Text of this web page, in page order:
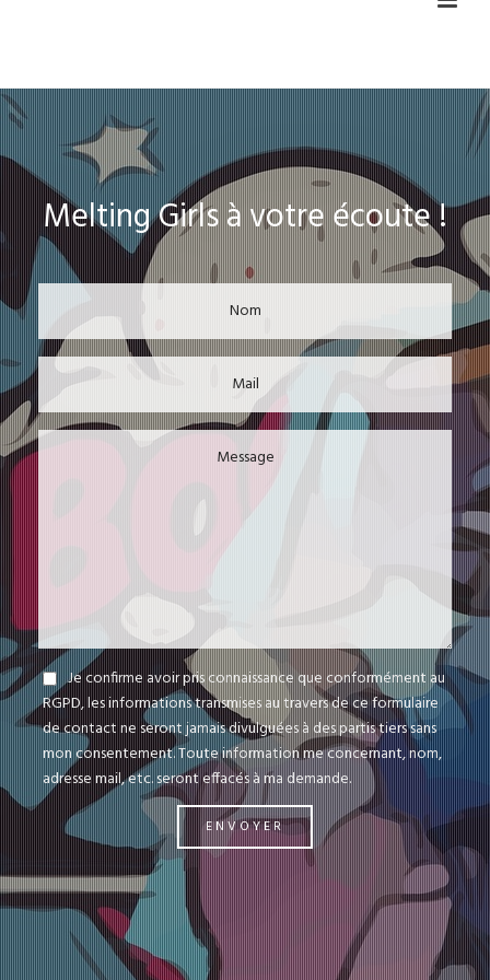
Melting Girls à votre écoute !
Je confirme avoir pris connaissance que conformément au
RGPD, les informations transmises au travers de ce formulaire
de contact ne seront jamais divulguées à des partis tiers sans
mon consentement. Toute information me concernant, nom,
adresse mail, etc. seront effacés à ma demande.
ENVOYER